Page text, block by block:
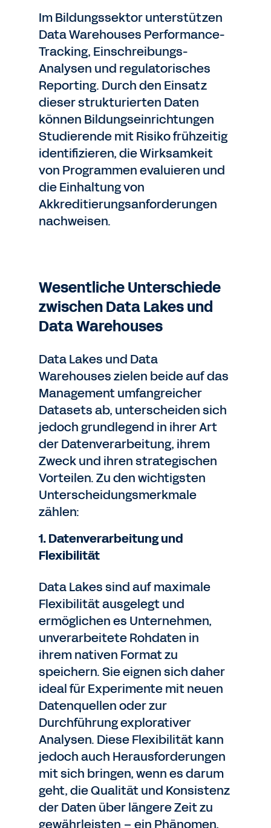
Im Bildungssektor unterstützen
Data Warehouses Performance-
Tracking, Einschreibungs-
Analysen und regulatorisches
Reporting. Durch den Einsatz
dieser strukturierten Daten
können Bildungseinrichtungen
Studierende mit Risiko frühzeitig
identifizieren, die Wirksamkeit
von Programmen evaluieren und
die Einhaltung von
Akkreditierungsanforderungen
nachweisen.
Wesentliche Unterschiede
zwischen Data Lakes und
Data Warehouses
Data Lakes und Data
Warehouses zielen beide auf das
Management umfangreicher
Datasets ab, unterscheiden sich
jedoch grundlegend in ihrer Art
der Datenverarbeitung, ihrem
Zweck und ihren strategischen
Vorteilen. Zu den wichtigsten
Unterscheidungsmerkmale
zählen:
1. Datenverarbeitung und
Flexibilität
Data Lakes sind auf maximale
Flexibilität ausgelegt und
ermöglichen es Unternehmen,
unverarbeitete Rohdaten in
ihrem nativen Format zu
speichern. Sie eignen sich daher
ideal für Experimente mit neuen
Datenquellen oder zur
Durchführung explorativer
Analysen. Diese Flexibilität kann
jedoch auch Herausforderungen
mit sich bringen, wenn es darum
geht, die Qualität und Konsistenz
der Daten über längere Zeit zu
gewährleisten – ein Phänomen,